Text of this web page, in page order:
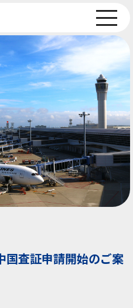
国査証申請開始のご案